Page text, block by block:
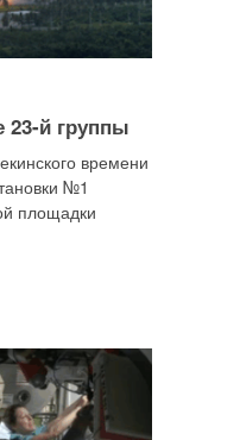
23-й группы
времени
№1
площадки